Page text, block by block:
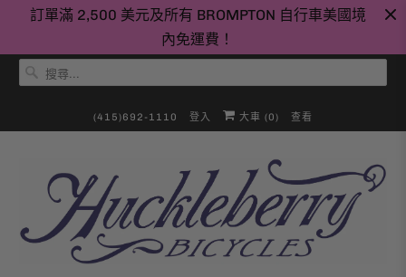
訂單滿 2,500 美元及所有 BROMPTON 自行車美國境
內免運費！
(415)692-1110 登入 大車 (0) 查看